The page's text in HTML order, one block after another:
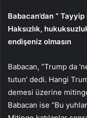
Babacan’dan “ Tayyip
Haksızlık,
endişeniz olmasın
Babacan, “Trump da
tutun’ dedi. Hangi
demesi üzerine
Babacan ise “Bu